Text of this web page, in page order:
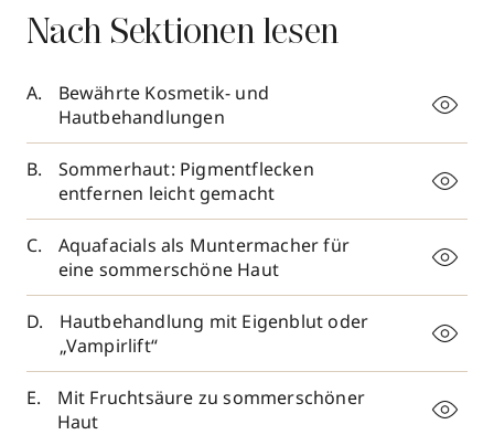
Nach Sektionen lesen
Bewährte Kosmetik- und
Hautbehandlungen
Sommerhaut: Pigmentflecken
entfernen leicht gemacht
Aquafacials als Muntermacher für
eine sommerschöne Haut
Hautbehandlung mit Eigenblut oder
„Vampirlift“
Mit Fruchtsäure zu sommerschöner
Haut